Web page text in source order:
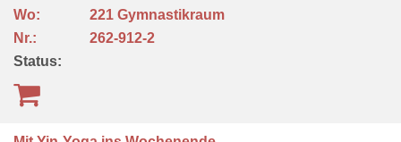
Wo:
221 Gymnastikraum
Nr.:
262-912-2
Status: